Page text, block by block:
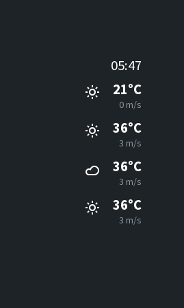
05:47
21°C
0 m/s
36°C
3 m/s
36°C
3 m/s
36°C
3 m/s